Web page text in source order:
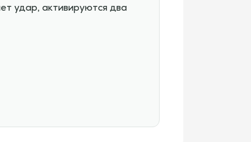
удар, активируются два